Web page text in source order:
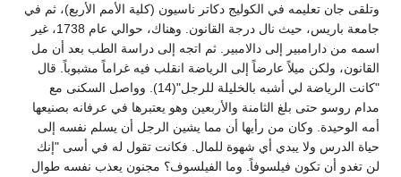
وتلقى جان تعليمه في الكوليج دكاتر ناسيون (كلية الأمم الأربع)، ثم في
جامعة باريس، حيث نال درجة القانون. وهناك، حوالي عام 1738، غير
اسمه من دارامبير إلى دالامبير. ثم اتجه إلى دراسة الطب بعد أن مل
القانون، ولكن ميلاً عارضاً إلى الرياضة انقلب فيه غراماً مشبوباً. قال
"كانت الرياضة لي أشبه بالخليلة للرجل"(14). وواصل السكنى مع
مدام روسو حتى بلغ الثامنة والأربعين وهو يعتبرها في عرفانه بصنيعها
أمه الوحيدة. وكان من رأيها أن مما يشين الرجل أن يسلم نفسه إلى
حياة الدرس ولا يبدي أي شهوة للمال. فكانت تقول له في أسى "إنك
لن تغدو أن تكون فيلسوفاً. وما الفيلسوف؟ مجنون يعذب نفسه طوال